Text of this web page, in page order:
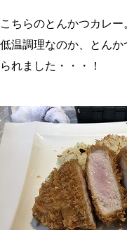
こちらのとんかつカレー
低温調理なのか、とん
られました・・・！